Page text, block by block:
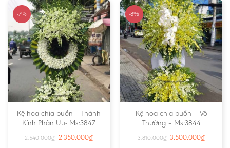
-7%
Kệ hoa chia buồn – Thành
Kính Phân Ưu- Ms:3847
2.540.000₫ 2.350.000₫
-8%
Kệ hoa chia buồn – Vô
Thường – Ms:3844
3.810.000₫ 3.500.000₫